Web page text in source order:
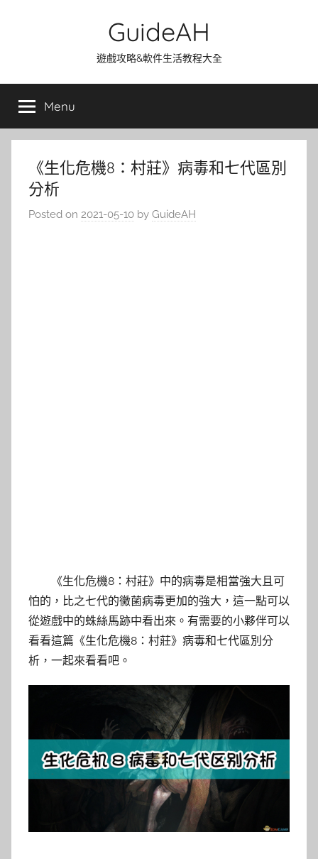
GuideAH
遊戲攻略&軟件生活教程大全
Menu
《生化危機8：村莊》病毒和七代區別
分析
Posted on 2021-05-10 by GuideAH
《生化危機8：村莊》中的病毒是相當強大且可
怕的，比之七代的黴菌病毒更加的強大，這一點可以
從遊戲中的蛛絲馬跡中看出來。有需要的小夥伴可以
看看這篇《生化危機8：村莊》病毒和七代區別分
析，一起來看看吧。